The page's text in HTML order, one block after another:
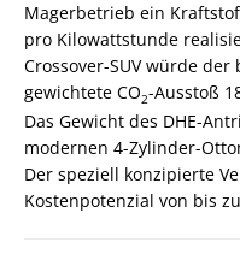
Magerbetrieb ein
pro Kilowattstunde
Crossover-SUV würde der
gewichtete CO2-Ausstoß
Das Gewicht des DHE-
modernen 4-Zylinder-
Der speziell konzipierte
Kostenpotenzial von bis